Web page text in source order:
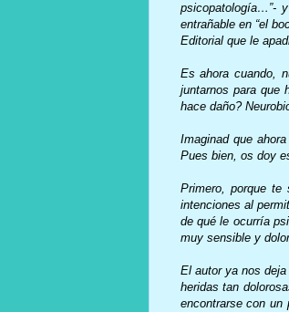
psicopatología…”-
entrañable en “el
Editorial que le
Es ahora cuando,
juntarnos para que
hace daño?
Imaginad que
Pues bien, os doy
Primero, porque te
intenciones al
de qué le ocurría
muy sensible y
El autor ya nos
heridas tan
encontrarse con un